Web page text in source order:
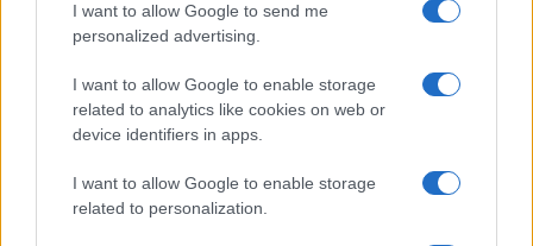
I want to allow Google to send me
personalized advertising.
I want to allow Google to enable storage
related to analytics like cookies on web or
device identifiers in apps.
I want to allow Google to enable storage
related to personalization.
Διαβάστε επίσης